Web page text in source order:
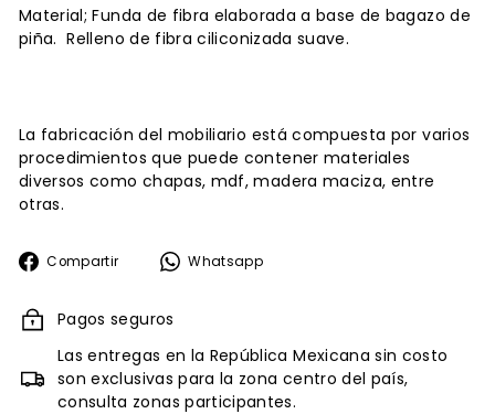
Material; Funda de fibra elaborada a base de bagazo de
piña. Relleno de fibra ciliconizada suave.
La fabricación del mobiliario está compuesta por varios
procedimientos que puede contener materiales
diversos como chapas, mdf, madera maciza, entre
otras.
Compartir
CompartirWhatsapp
Pagos seguros
Las entregas en la República Mexicana sin costo
son exclusivas para la zona centro del país,
consulta zonas participantes.